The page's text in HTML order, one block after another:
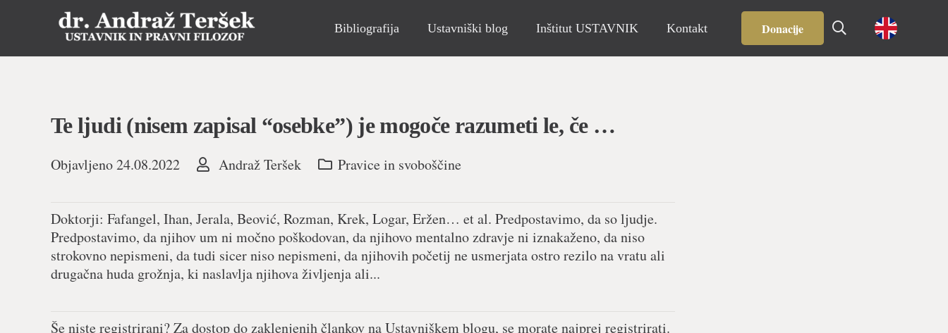
Bibliografija Ustavniški blog Inštitut USTAVNIK Kontakt Donacije
Te ljudi (nisem zapisal “osebke”) je mogoče razumeti le, če …
Objavljeno24.08.2022 Andraž Teršek Pravice in svoboščine
Doktorji: Fafangel, Ihan, Jerala, Beović, Rozman, Krek, Logar, Eržen… et al. Predpostavimo, da so ljudje.
Predpostavimo, da njihov um ni močno poškodovan, da njihovo mentalno zdravje ni iznakaženo, da niso
strokovno nepismeni, da tudi sicer niso nepismeni, da njihovih početij ne usmerjata ostro rezilo na vratu ali
drugačna huda grožnja, ki naslavlja njihova življenja ali...
Še niste registrirani? Za dostop do zaklenjenih člankov na Ustavniškem blogu, se morate najprej registrirati.